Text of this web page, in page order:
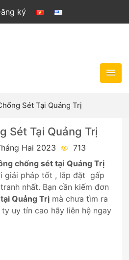
ký
Sét Tại Quảng Trị
Sét Tại Quảng Trị
Hai 2023
713
chống sét tại Quảng Trị
giải pháp tốt , lắp đặt gấp
nhất. Bạn cần kiếm đơn
Quảng Trị mà chưa tìm ra
uy tín cao hãy liên hệ ngay